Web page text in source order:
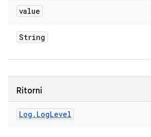
value
String
Ritorni
Log . LogLevel